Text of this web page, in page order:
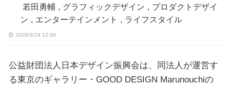
若田勇輔 , グラフィックデザイン , プロダクトデザイ
ン , エンターテインメント , ライフスタイル
2026/3/24 12:00
公益財団法人日本デザイン振興会は、同法人が運営す
る東京のギャラリー・GOOD DESIGN Marunouchiの